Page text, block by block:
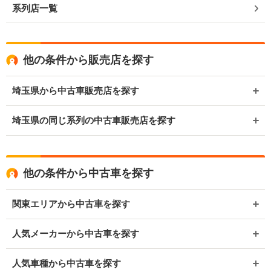
系列店一覧
他の条件から販売店を探す
埼玉県から中古車販売店を探す
埼玉県の同じ系列の中古車販売店を探す
他の条件から中古車を探す
関東エリアから中古車を探す
人気メーカーから中古車を探す
人気車種から中古車を探す